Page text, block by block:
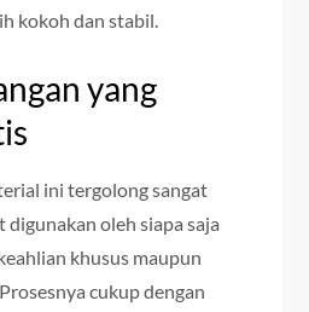
kokoh dan stabil.
yang
ini tergolong sangat
digunakan oleh siapa saja
khusus maupun
cukup dengan